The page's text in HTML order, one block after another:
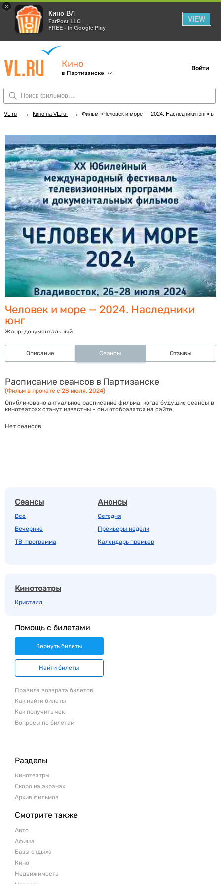
×
Кино ВЛ
FarPost LLC
FREE - In Google Play
VIEW
Кино
в Партизанске
Войти
VL.ru → Кино на VL.ru → Фильм «Человек и море — 2024. Наследники юнг» в кинотеатрах Партизанска. Купить билеты!
Человек и море — 2024. Наследники
юнг
Жанр: документальный
Описание Сеансы Отзывы
Расписание сеансов в Партизанске
(Фильм в прокате с 28 июля, 2024)
Опубликовано актуальное расписание фильма, когда будущие сеансы в
кинотеатрах станут известны - они отобразятся на сайте
Нет сеансов
Сеансы
Все
Вечерние
ТВ-программа
Анонсы
Сегодня
Премьеры недели
Календарь премьер
Кинотеатры
Кристалл
Помощь с билетами
Вернуть билеты
Найти билеты
Правила возврата билетов
Как найти билеты
Как получить чек
Вопросы по билетам
Разделы
Кинотеатры
Скоро на экранах
Архив фильмов
Смотрите также
Авто
Афиша
Базы отдыха
Кино
Недвижимость